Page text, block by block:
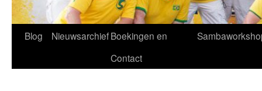
Spring
Blog NieuwsarchiefBoekingen en
Contact